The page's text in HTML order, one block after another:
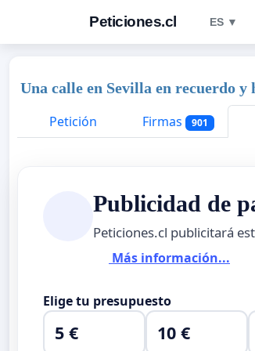
Peticiones.cl ES ▼
Una calle en Sevilla en recuerdo
Petición
Firmas 901
Publicidad de
Peticiones.cl publicitará
Más información...
Elige tu presupuesto
5 € 10 €